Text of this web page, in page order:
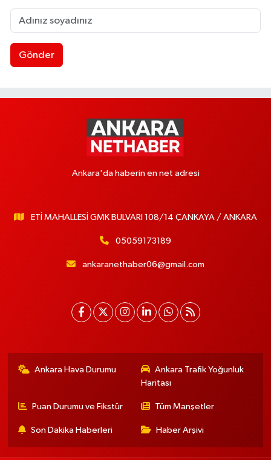
Gönder
Ankara'da haberin en net adresi
ETİ MAHALLESİ GMK BULVARI 108/14 ÇANKAYA / ANKARA
05059173189
ankaranethaber06@gmail.com
Ankara Hava Durumu
Ankara Trafik Yoğunluk
Haritası
Puan Durumu ve Fikstür Tüm Manşetler
Son Dakika Haberleri Haber Arşivi